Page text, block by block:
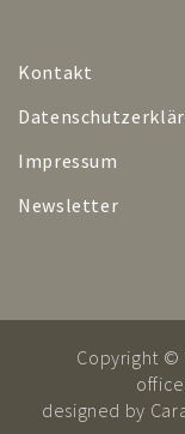
Kontakt
Impressum
Newsletter
Copyright ©
designed by